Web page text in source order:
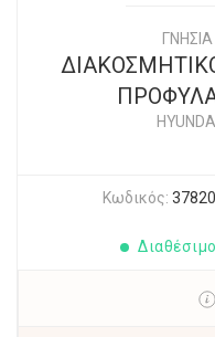
HYUNDAI
Κωδικός:
Διαθέσιμο